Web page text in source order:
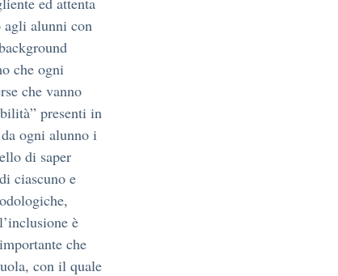
agli alunni con
che ogni
che vanno
presenti in
ogni alunno i
di saper
ciascuno e
è
che
con il quale